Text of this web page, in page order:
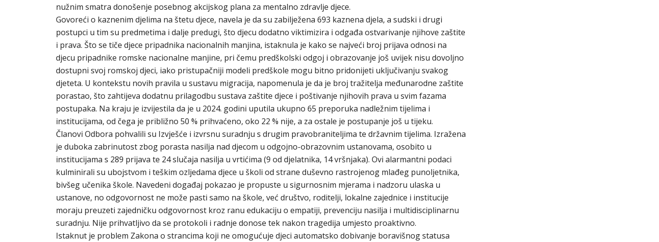
nužnim smatra donošenje posebnog akcijskog plana za mentalno zdravlje djece.
Govoreći o kaznenim djelima na štetu djece, navela je da su zabilježena 693 kaznena djela, a sudski i drugi
postupci u tim su predmetima i dalje predugi, što djecu dodatno viktimizira i odgađa ostvarivanje njihove zaštite
i prava. Što se tiče djece pripadnika nacionalnih manjina, istaknula je kako se najveći broj prijava odnosi na
djecu pripadnike romske nacionalne manjine, pri čemu predškolski odgoj i obrazovanje još uvijek nisu dovoljno
dostupni svoj romskoj djeci, iako pristupačniji modeli predškole mogu bitno pridonijeti uključivanju svakog
djeteta. U kontekstu novih pravila u sustavu migracija, napomenula je da je broj tražitelja međunarodne zaštite
porastao, što zahtijeva dodatnu prilagodbu sustava zaštite djece i poštivanje njihovih prava u svim fazama
postupaka. Na kraju je izvijestila da je u 2024. godini uputila ukupno 65 preporuka nadležnim tijelima i
institucijama, od čega je približno 50 % prihvaćeno, oko 22 % nije, a za ostale je postupanje još u tijeku.
Članovi Odbora pohvalili su Izvješće i izvrsnu suradnju s drugim pravobraniteljima te državnim tijelima. Izražena
je duboka zabrinutost zbog porasta nasilja nad djecom u odgojno-obrazovnim ustanovama, osobito u
institucijama s 289 prijava te 24 slučaja nasilja u vrtićima (9 od djelatnika, 14 vršnjaka). Ovi alarmantni podaci
kulminirali su ubojstvom i teškim ozljedama djece u školi od strane duševno rastrojenog mlađeg punoljetnika,
bivšeg učenika škole. Navedeni događaj pokazao je propuste u sigurnosnim mjerama i nadzoru ulaska u
ustanove, no odgovornost ne može pasti samo na škole, već društvo, roditelji, lokalne zajednice i institucije
moraju preuzeti zajedničku odgovornost kroz ranu edukaciju o empatiji, prevenciju nasilja i multidisciplinarnu
suradnju. Nije prihvatljivo da se protokoli i radnje donose tek nakon tragedija umjesto proaktivno.
Istaknut je problem Zakona o strancima koji ne omogućuje djeci automatsko dobivanje boravišnog statusa